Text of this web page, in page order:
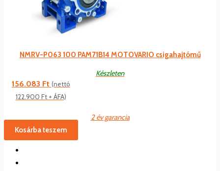
NMRV-P063 100 PAM71B14 MOTOVARIO csigahajtómű
Készleten
156.083 Ft (nettó
122.900 Ft+ ÁFA)
2 év garancia
Kosárba teszem